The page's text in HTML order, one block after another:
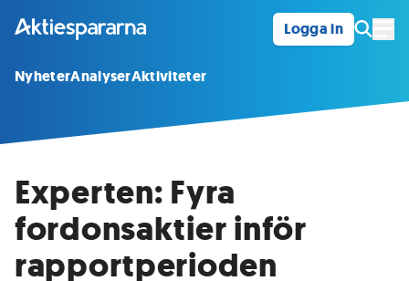
Logga in
NyheterAnalyserAktiviteter
Experten: Fyra
fordonsaktier inför
rapportperioden